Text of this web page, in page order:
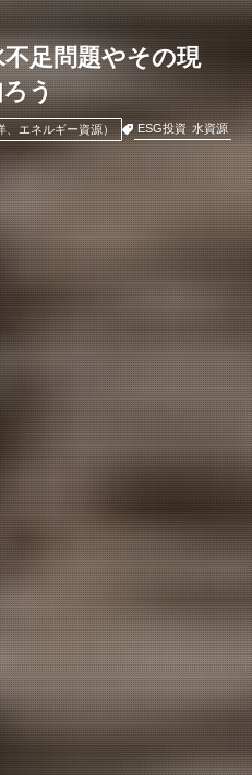
足問題やその現
う
、エネルギー資源） ESG投資 水資源